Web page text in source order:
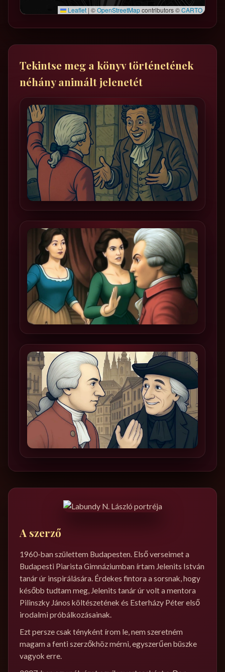
Leaflet | ©OpenStreetMapcontributors ©CARTO
Tekintse meg a könyv történetének
néhány animált jelenetét
A szerző
1960-ban születtem Budapesten. Első verseimet a
Budapesti Piarista Gimnáziumban írtam Jelenits István
tanár úr inspirálására. Érdekes fintora a sorsnak, hogy
később tudtam meg, Jelenits tanár úr volt a mentora
Pilinszky János költészetének és Esterházy Péter első
irodalmi próbálkozásainak.
Ezt persze csak tényként írom le, nem szeretném
magam a fenti szerzőkhöz mérni, egyszerűen büszke
vagyok erre.